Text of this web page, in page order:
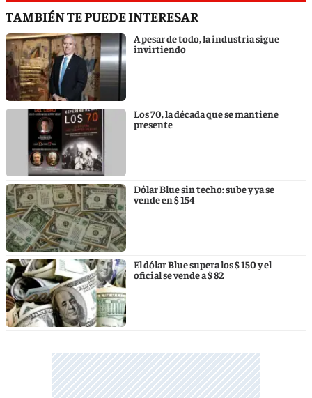
TAMBIÉN TE PUEDE INTERESAR
A pesar de todo, la industria sigue
invirtiendo
Los 70, la década que se mantiene
presente
Dólar Blue sin techo: sube y ya se
vende en $ 154
El dólar Blue supera los $ 150 y el
oficial se vende a $ 82